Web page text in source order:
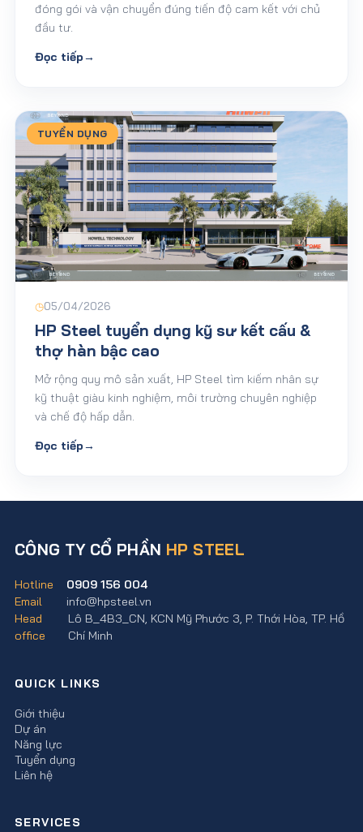
đóng gói và vận chuyển đúng tiến độ cam kết với chủ
đầu tư.
Đọc tiếp→
TUYỂN DỤNG
◷05/04/2026
HP Steel tuyển dụng kỹ sư kết cấu &
thợ hàn bậc cao
Mở rộng quy mô sản xuất, HP Steel tìm kiếm nhân sự
kỹ thuật giàu kinh nghiệm, môi trường chuyên nghiệp
và chế độ hấp dẫn.
Đọc tiếp→
CÔNG TY CỔ PHẦN HP STEEL
Hotline
0909 156 004
Email
info@hpsteel.vn
Head
office
Lô B_4B3_CN, KCN Mỹ Phước 3, P. Thới Hòa, TP. Hồ
Chí Minh
QUICK LINKS
Giới thiệu
Dự án
Năng lực
Tuyển dụng
Liên hệ
SERVICES